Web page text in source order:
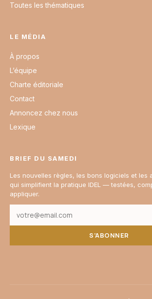
Toutes les thématiques
LE MÉDIA
À propos
L’équipe
Charte éditoriale
Contact
Annoncez chez nous
Lexique
BRIEF DU SAMEDI
Les nouvelles règles, les bons logiciels et les
qui simplifient la pratique IDEL — testées,
appliquer.
S’ABONNER